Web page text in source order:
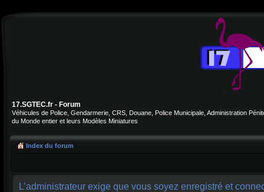
17.SGTEC.fr - Forum
Véhicules de Police, Gendarmerie, CRS, Douane, Police Municipale, Administration
du Monde entier et leurs Modèles Miniatures
Index du forum
L’administrateur exige que vous soyez enregistré et